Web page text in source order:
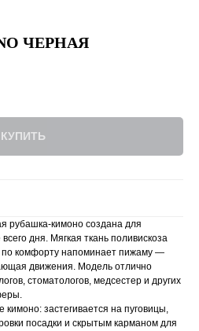
ЧЕРНАЯ
КУПИТЬ
рубашка-кимоно создана для
дня. Мягкая ткань поливискоза
комфорту напоминает пижаму —
движения. Модель отлично
стоматологов, медсестер и других
застегивается на пуговицы,
посадки и скрытым карманом для